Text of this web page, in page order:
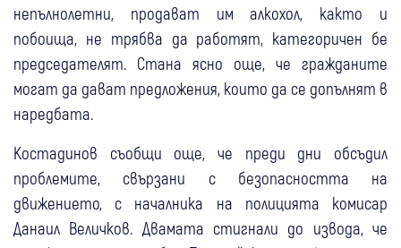
непълнолетни, продават им алкохол, както и
побоища, не трябва да работят, категоричен бе
председателят. Стана ясно още, че гражданите
могат да дават предложения, които да се допълнят в
наредбата.
Костадинов съобщи още, че преди дни обсъдил
проблемите, свързани с безопасността на
движението, с началника на полицията комисар
Данаил Величков. Двамата стигнали до извода, че